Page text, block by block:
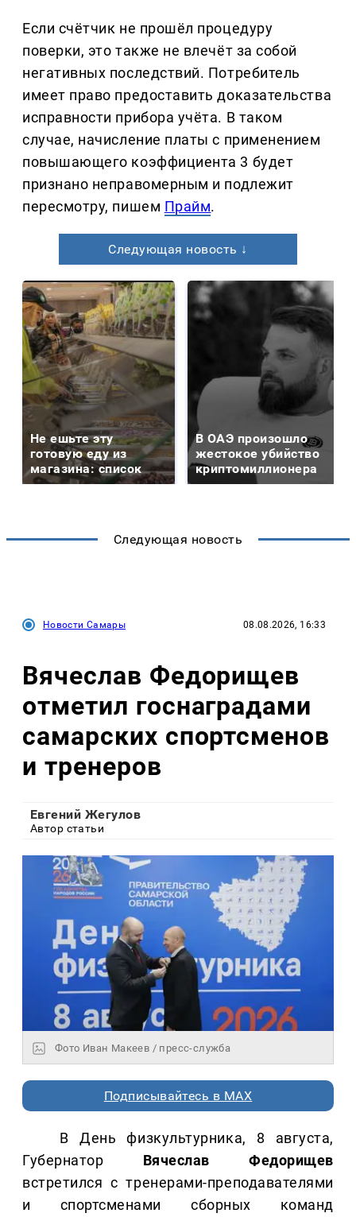
Если счётчик не прошёл процедуру
поверки, это также не влечёт за собой
негативных последствий. Потребитель
имеет право предоставить доказательства
исправности прибора учёта. В таком
случае, начисление платы с применением
повышающего коэффициента 3 будет
признано неправомерным и подлежит
пересмотру, пишем Прайм.
Следующая новость ↓
Не ешьте эту
готовую еду из
магазина: список
В ОАЭ произошло
жестокое убийство
криптомиллионера
Следующая новость
Новости Самары 08.08.2026, 16:33
Вячеслав Федорищев
отметил госнаградами
самарских спортсменов
и тренеров
Евгений Жегулов
Автор статьи
Фото Иван Макеев / пресс-служба
Подписывайтесь в MAX
В День физкультурника, 8 августа,
Губернатор Вячеслав Федорищев
встретился с тренерами-преподавателями
и спортсменами сборных команд